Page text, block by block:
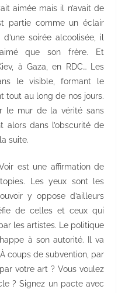
aimée mais il n’avait de
partie comme un éclair
soirée alcoolisée, il
que son frère. Et
à Gaza, en RDC… Les
le visible, formant le
tout au long de nos jours.
le mur de la vérité sans
alors dans l’obscurité de
suite.
est une affirmation de
Les yeux sont les
y oppose d’ailleurs
de celles et ceux qui
les artistes. Le politique
à son autorité. Il va
coups de subvention, par
votre art ? Vous voulez
? Signez un pacte avec